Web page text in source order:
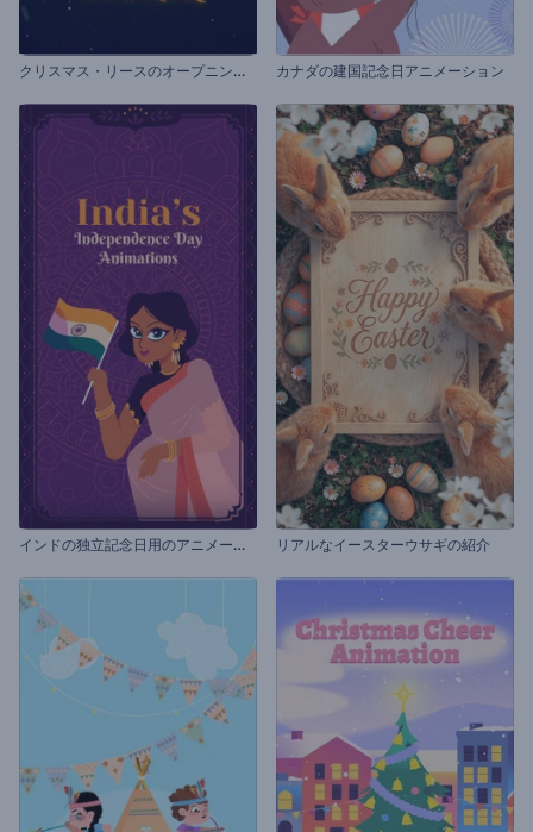
ク
リスマス・リースのオープニング動画 カナダの建国記念日アニメーション
イ
ンドの独立記念日用のアニメーション リアルなイースターウサギの紹介